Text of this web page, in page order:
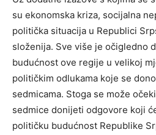
su ekonomska kriza, socijalna
politička situacija u Republici
složenija. Sve više je očigledno
budućnost ove regije u velikoj
političkim odlukama koje se
sedmicama. Stoga se može
sedmice donijeti odgovore koji
političku budućnost Republike